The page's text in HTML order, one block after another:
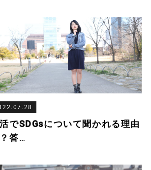
でSDGsについて聞かれる理由
答…